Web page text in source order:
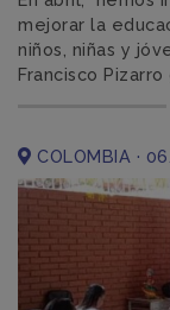
mejorar la
niños, niñas y
Francisco Pizarro
COLOMBIA ·